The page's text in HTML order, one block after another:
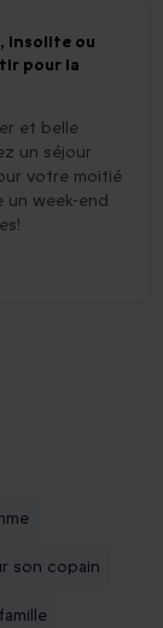
insolite ou
pour la
et belle
un séjour
votre moitié
un week-end
son copain